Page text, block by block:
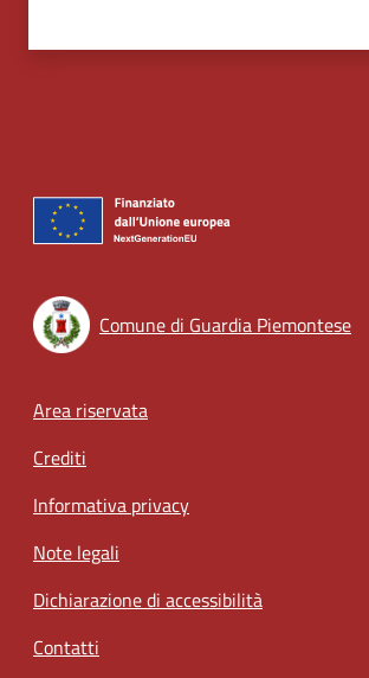
Comune di Guardia Piemontese
Footer menu
Area riservata
Crediti
Informativa privacy
Note legali
Dichiarazione di accessibilità
Contatti